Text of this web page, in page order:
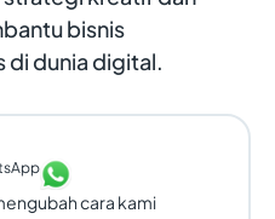
bisnis
di dunia digital.
cara kami